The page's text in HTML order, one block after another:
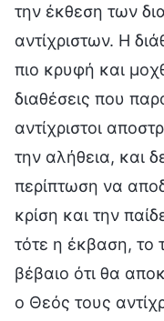
την έκθεση των
αντίχριστων. Η
πιο κρυφή και
διαθέσεις που
αντίχριστοι
την αλήθεια, και
περίπτωση να
κρίση και την
τότε η έκβαση, το
βέβαιο ότι θα
ο Θεός τους